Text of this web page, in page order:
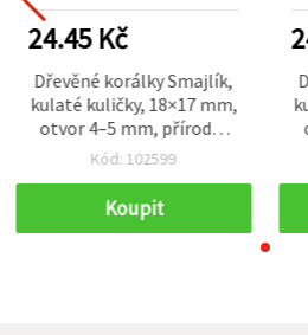
24.45 Kč
Dřevěné korálky Smajlík,
kulaté kuličky, 18×17 mm,
otvor 4–5 mm, přírodní
barva dřeva – 20 ks
Kód: 102599
Koupit